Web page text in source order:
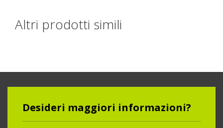
Altri prodotti simili
Desideri maggiori informazioni?